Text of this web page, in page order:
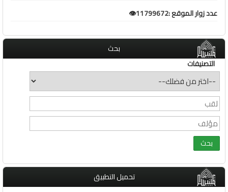
عدد زوار الموقع :11799672👁️
بحث
التصنيفات
تحميل التطبيق